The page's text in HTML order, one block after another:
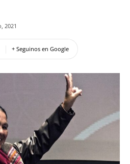
2021
+ Seguinos en Google